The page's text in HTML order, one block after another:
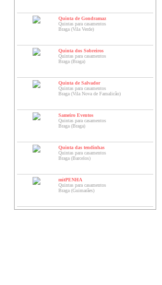
Quinta de Gondramaz
Quintas para casamentos
Braga (Vila Verde)
Quinta dos Sobreiros
Quintas para casamentos
Braga (Braga)
Quinta de Salvador
Quintas para casamentos
Braga (Vila Nova de Famalicão)
Sameiro Eventos
Quintas para casamentos
Braga (Braga)
Quinta das tendinhas
Quintas para casamentos
Braga (Barcelos)
mitPENHA
Quintas para casamentos
Braga (Guimarães)